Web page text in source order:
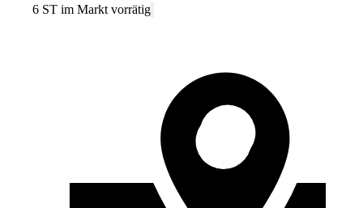
6 ST im Markt vorrätig